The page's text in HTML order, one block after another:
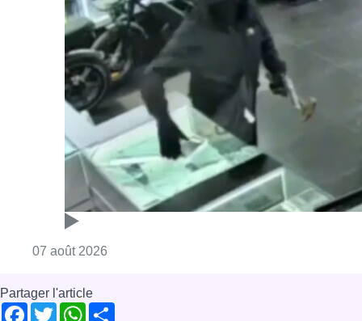
07 août 2026
Partager l'article
Facebook
TwitterWhatsApp